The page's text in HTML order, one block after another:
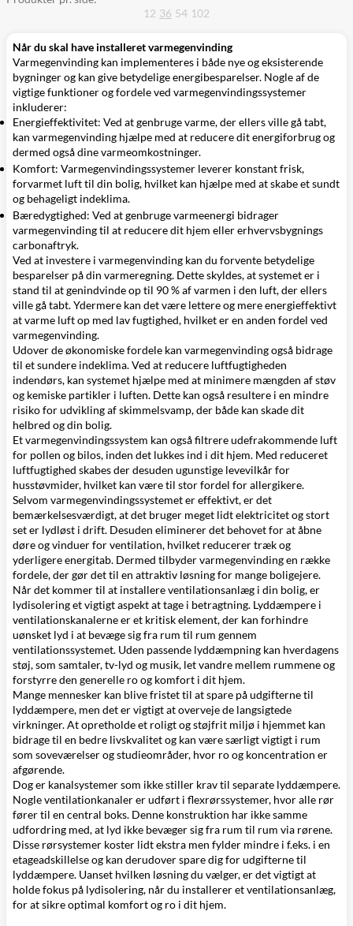
12 36 54 102
Når du skal have installeret varmegenvinding
Varmegenvinding kan implementeres i både nye og eksisterende
bygninger og kan give betydelige energibesparelser. Nogle af de
vigtige funktioner og fordele ved varmegenvindingssystemer
inkluderer:
Energieffektivitet: Ved at genbruge varme, der ellers ville gå tabt,
kan varmegenvinding hjælpe med at reducere dit energiforbrug og
dermed også dine varmeomkostninger.
Komfort: Varmegenvindingssystemer leverer konstant frisk,
forvarmet luft til din bolig, hvilket kan hjælpe med at skabe et sundt
og behageligt indeklima.
Bæredygtighed: Ved at genbruge varmeenergi bidrager
varmegenvinding til at reducere dit hjem eller erhvervsbygnings
carbonaftryk.
Ved at investere i varmegenvinding kan du forvente betydelige
besparelser på din varmeregning. Dette skyldes, at systemet er i
stand til at genindvinde op til 90 % af varmen i den luft, der ellers
ville gå tabt. Ydermere kan det være lettere og mere energieffektivt
at varme luft op med lav fugtighed, hvilket er en anden fordel ved
varmegenvinding.
Udover de økonomiske fordele kan varmegenvinding også bidrage
til et sundere indeklima. Ved at reducere luftfugtigheden
indendørs, kan systemet hjælpe med at minimere mængden af støv
og kemiske partikler i luften. Dette kan også resultere i en mindre
risiko for udvikling af skimmelsvamp, der både kan skade dit
helbred og din bolig.
Et varmegenvindingssystem kan også filtrere udefrakommende luft
for pollen og bilos, inden det lukkes ind i dit hjem. Med reduceret
luftfugtighed skabes der desuden ugunstige levevilkår for
husstøvmider, hvilket kan være til stor fordel for allergikere.
Selvom varmegenvindingssystemet er effektivt, er det
bemærkelsesværdigt, at det bruger meget lidt elektricitet og stort
set er lydløst i drift. Desuden eliminerer det behovet for at åbne
døre og vinduer for ventilation, hvilket reducerer træk og
yderligere energitab. Dermed tilbyder varmegenvinding en række
fordele, der gør det til en attraktiv løsning for mange boligejere.
Når det kommer til at installere ventilationsanlæg i din bolig, er
lydisolering et vigtigt aspekt at tage i betragtning. Lyddæmpere i
ventilationskanalerne er et kritisk element, der kan forhindre
uønsket lyd i at bevæge sig fra rum til rum gennem
ventilationssystemet. Uden passende lyddæmpning kan hverdagens
støj, som samtaler, tv-lyd og musik, let vandre mellem rummene og
forstyrre den generelle ro og komfort i dit hjem.
Mange mennesker kan blive fristet til at spare på udgifterne til
lyddæmpere, men det er vigtigt at overveje de langsigtede
virkninger. At opretholde et roligt og støjfrit miljø i hjemmet kan
bidrage til en bedre livskvalitet og kan være særligt vigtigt i rum
som soveværelser og studieområder, hvor ro og koncentration er
afgørende.
Dog er kanalsystemer som ikke stiller krav til separate lyddæmpere.
Nogle ventilationkanaler er udført i flexrørssystemer, hvor alle rør
fører til en central boks. Denne konstruktion har ikke samme
udfordring med, at lyd ikke bevæger sig fra rum til rum via rørene.
Disse rørsystemer koster lidt ekstra men fylder mindre i f.eks. i en
etageadskillelse og kan derudover spare dig for udgifterne til
lyddæmpere. Uanset hvilken løsning du vælger, er det vigtigt at
holde fokus på lydisolering, når du installerer et ventilationsanlæg,
for at sikre optimal komfort og ro i dit hjem.